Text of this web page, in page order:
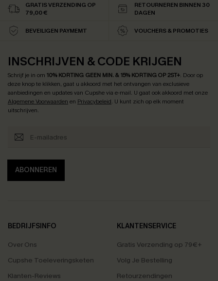
GRATIS VERZENDING OP
79,00 €
RETOURNEREN BINNEN 30
DAGEN
BEVEILIGEN PAYMEMT VOUCHERS & PROMOTIES
INSCHRIJVEN & CODE KRIJGEN
Schrijf je in om 10% KORTING GEEN MIN. & 15% KORTING OP 2ST+. Door op
deze knop te klikken, gaat u akkoord met het ontvangen van exclusieve
aanbiedingen en updates van Cupshe via e-mail. U gaat ook akkoord met onze
Algemene Voorwaarden en Privacybeleid. U kunt zich op elk moment
uitschrijven.
ABONNEREN
BEDRIJFSINFO
Over Ons
Cupshe Toeleveringsketen
Klanten-Reviews
KLANTENSERVICE
Gratis Verzending op 79€+
Volg Je Bestelling
Retourzendingen